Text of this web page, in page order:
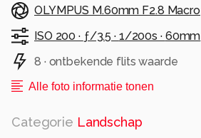
OLYMPUS M.60mm F2.8 Macro
ISO 200 · ƒ/3.5 · 1/200s · 60mm
8 · ontbekende flits waarde
Alle foto informatie tonen
Categorie Landschap